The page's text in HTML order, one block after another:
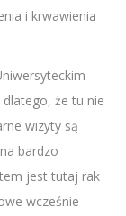
i krwawienia
że tu nie
wizyty są
bardzo
jest tutaj rak
wcześnie